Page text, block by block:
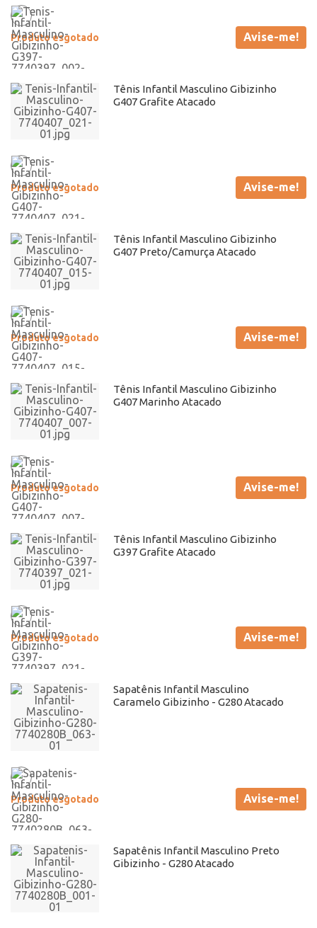
Produto esgotado Avise-me!
Tênis Infantil Masculino Gibizinho
G407 Grafite Atacado
Produto esgotado Avise-me!
Tênis Infantil Masculino Gibizinho
G407 Preto/Camurça Atacado
Produto esgotado Avise-me!
Tênis Infantil Masculino Gibizinho
G407 Marinho Atacado
Produto esgotado Avise-me!
Tênis Infantil Masculino Gibizinho
G397 Grafite Atacado
Produto esgotado Avise-me!
Sapatênis Infantil Masculino
Caramelo Gibizinho - G280 Atacado
Produto esgotado Avise-me!
Sapatênis Infantil Masculino Preto
Gibizinho - G280 Atacado